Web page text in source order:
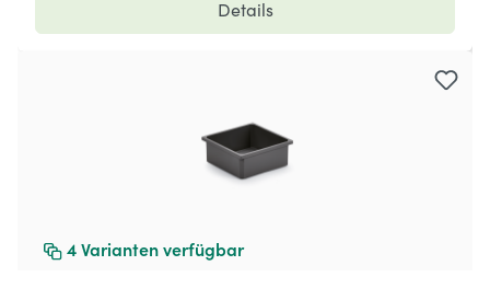
Details
4 Varianten verfügbar